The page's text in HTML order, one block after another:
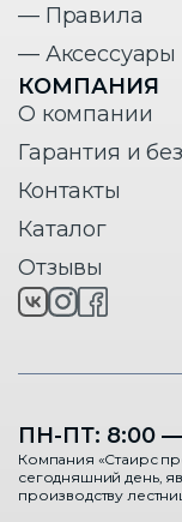
— Правила
— Аксессуары
КОМПАНИЯ
О компании
Гарантия и
Контакты
Каталог
Отзывы
ПН-ПТ: 8:00 —
Компания «Стаирс
сегодняшний день,
производству